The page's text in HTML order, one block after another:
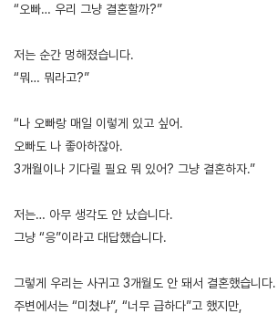
“오빠… 우리 그냥 결혼할까?”
저는 순간 멍해졌습니다.
“뭐… 뭐라고?”
“나 오빠랑 매일 이렇게 있고 싶어.
오빠도 나 좋아하잖아.
3개월이나 기다릴 필요 뭐 있어? 그냥 결혼하자.”
저는… 아무 생각도 안 났습니다.
그냥 “응”이라고 대답했습니다.
그렇게 우리는 사귀고 3개월도 안 돼서 결혼했습니다.
주변에서는 “미쳤냐”, “너무 급하다”고 했지만,